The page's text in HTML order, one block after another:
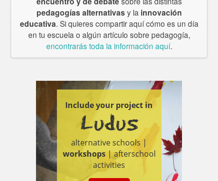
pedagogías alternativas y la innovación
educativa. Si quieres compartir aquí cómo es un día
en tu escuela o algún artículo sobre pedagogía,
encontrarás toda la información aquí.
Include your project in
Ludus
alternative schools |
workshops| afterschool
activities